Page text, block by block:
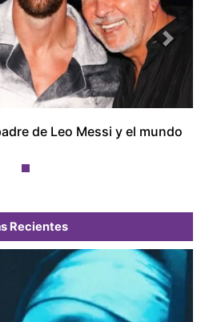
de Leo Messi y el mundo
Next
Recientes